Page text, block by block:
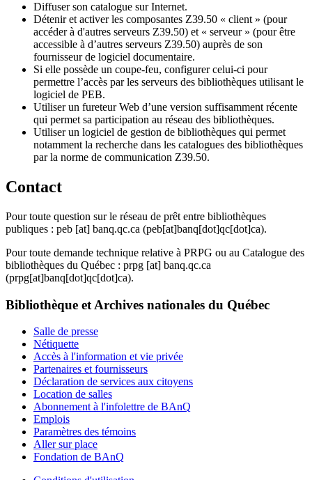
Diffuser son catalogue sur Internet.
Détenir et activer les composantes Z39.50 « client » (pour
accéder à d'autres serveurs Z39.50) et « serveur » (pour être
accessible à d’autres serveurs Z39.50) auprès de son
fournisseur de logiciel documentaire.
Si elle possède un coupe-feu, configurer celui-ci pour
permettre l’accès par les serveurs des bibliothèques utilisant le
logiciel de PEB.
Utiliser un fureteur Web d’une version suffisamment récente
qui permet sa participation au réseau des bibliothèques.
Utiliser un logiciel de gestion de bibliothèques qui permet
notamment la recherche dans les catalogues des bibliothèques
par la norme de communication Z39.50.
Contact
Pour toute question sur le réseau de prêt entre bibliothèques
publiques : peb [at] banq.qc.ca (peb[at]banq[dot]qc[dot]ca).
Pour toute demande technique relative à PRPG ou au Catalogue des
bibliothèques du Québec : prpg [at] banq.qc.ca
(prpg[at]banq[dot]qc[dot]ca).
Bibliothèque et Archives nationales du Québec
Salle de presse
Nétiquette
Accès à l'information et vie privée
Partenaires et fournisseurs
Déclaration de services aux citoyens
Location de salles
Abonnement à l'infolettre de BAnQ
Emplois
Paramètres des témoins
Aller sur place
Fondation de BAnQ